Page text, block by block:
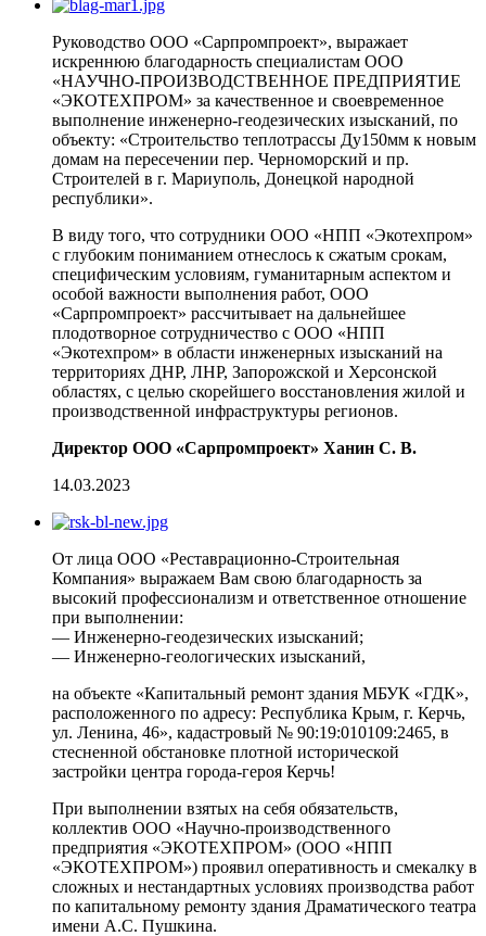
Руководство ООО «Сарпромпроект», выражает
искреннюю благодарность специалистам ООО
«НАУЧНО-ПРОИЗВОДСТВЕННОЕ ПРЕДПРИЯТИЕ
«ЭКОТЕХПРОМ» за качественное и своевременное
выполнение инженерно-геодезических изысканий, по
объекту: «Строительство теплотрассы Ду150мм к новым
домам на пересечении пер. Черноморский и пр.
Строителей в г. Мариуполь, Донецкой народной
республики».
В виду того, что сотрудники ООО «НПП «Экотехпром»
с глубоким пониманием отнеслось к сжатым срокам,
специфическим условиям, гуманитарным аспектом и
особой важности выполнения работ, ООО
«Сарпромпроект» рассчитывает на дальнейшее
плодотворное сотрудничество с ООО «НПП
«Экотехпром» в области инженерных изысканий на
территориях ДНР, ЛНР, Запорожской и Херсонской
областях, с целью скорейшего восстановления жилой и
производственной инфраструктуры регионов.
Директор ООО «Сарпромпроект» Ханин С. В.
14.03.2023
От лица ООО «Реставрационно-Строительная
Компания» выражаем Вам свою благодарность за
высокий профессионализм и ответственное отношение
при выполнении:
— Инженерно-геодезических изысканий;
— Инженерно-геологических изысканий,
на объекте «Капитальный ремонт здания МБУК «ГДК»,
расположенного по адресу: Республика Крым, г. Керчь,
ул. Ленина, 46», кадастровый № 90:19:010109:2465, в
стесненной обстановке плотной исторической
застройки центра города-героя Керчь!
При выполнении взятых на себя обязательств,
коллектив ООО «Научно-производственного
предприятия «ЭКОТЕХПРОМ» (ООО «НПП
«ЭКОТЕХПРОМ») проявил оперативность и смекалку в
сложных и нестандартных условиях производства работ
по капитальному ремонту здания Драматического театра
имени А.С. Пушкина.